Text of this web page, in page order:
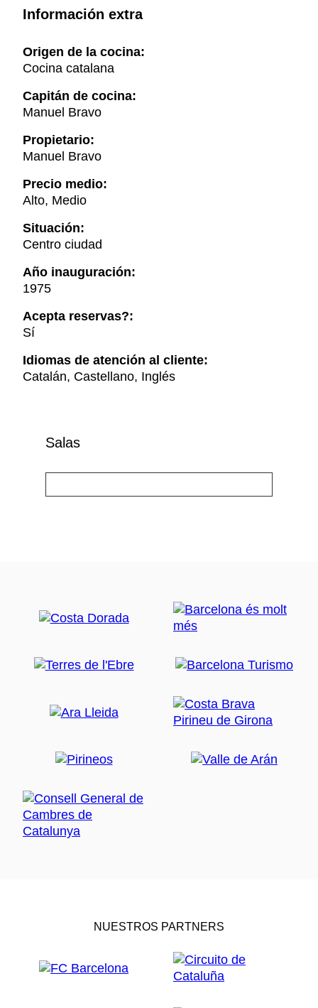
Información extra
Origen de la cocina:
Cocina catalana
Capitán de cocina:
Manuel Bravo
Propietario:
Manuel Bravo
Precio medio:
Alto, Medio
Situación:
Centro ciudad
Año inauguración:
1975
Acepta reservas?:
Sí
Idiomas de atención al cliente:
Catalán, Castellano, Inglés
Salas
NUESTROS PARTNERS